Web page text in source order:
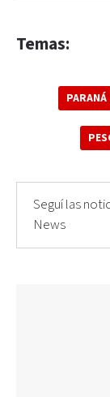
Temas:
PARANÁ
Seguí las
News